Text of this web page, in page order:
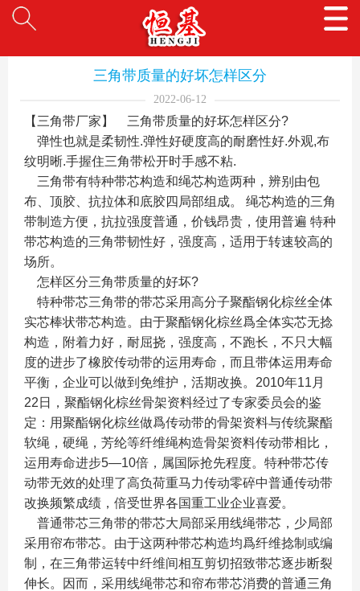
三角带质量的好坏怎样区分
2022-06-12
【三角带厂家】 三角带质量的好坏怎样区分?
弹性也就是柔韧性.弹性好硬度高的耐磨性好.外观,布
纹明晰.手握住三角带松开时手感不粘.
三角带有特种带芯构造和绳芯构造两种，辨别由包
布、顶胶、抗拉体和底胶四局部组成。 绳芯构造的三角
带制造方便，抗拉强度普通，价钱昂贵，使用普遍 特种
带芯构造的三角带韧性好，强度高，适用于转速较高的
场所。
怎样区分三角带质量的好坏?
特种带芯三角带的带芯采用高分子聚酯钢化棕丝全体
实芯棒状带芯构造。由于聚酯钢化棕丝爲全体实芯无捻
构造，附着力好，耐屈挠，强度高，不跑长，不只大幅
度的进步了橡胶传动带的运用寿命，而且带体运用寿命
平衡，企业可以做到免维护，活期改换。2010年11月
22日，聚酯钢化棕丝骨架资料经过了专家委员会的鉴
定：用聚酯钢化棕丝做爲传动带的骨架资料与传统聚酯
软绳，硬绳，芳纶等纤维绳构造骨架资料传动带相比，
运用寿命进步5—10倍，属国际抢先程度。特种带芯传
动带无效的处理了高负荷重马力传动零碎中普通传动带
改换频繁成绩，倍受世界各国重工业企业喜爱。
普通带芯三角带的带芯大局部采用线绳带芯，少局部
采用帘布带芯。由于这两种带芯构造均爲纤维捻制或编
制，在三角带运转中纤维间相互剪切招致带芯逐步断裂
伸长。因而，采用线绳带芯和帘布带芯消费的普通三角